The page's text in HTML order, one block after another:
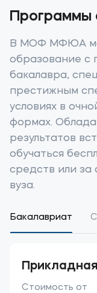
Об
Банковские
Мы в соцсетях
Программы
В МОФ МФЮА
образование с
бакалавра,
престижным
условиях в
формах.
результатов
обучаться
средств или за
вуза.
Бакалавриат
Стоимость от